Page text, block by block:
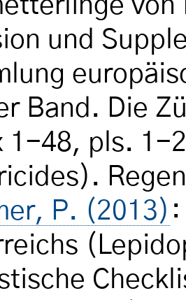
von
und
Band. Die
1-48, pls. 1-
P. (2013)